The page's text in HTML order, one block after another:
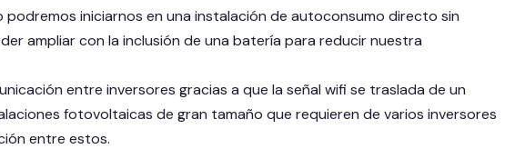
iniciarnos en una instalación de autoconsumo directo sin
ampliar con la inclusión de una batería para reducir nuestra
entre inversores gracias a que la señal wifi se traslada de un
fotovoltaicas de gran tamaño que requieren de varios inversores
entre estos.